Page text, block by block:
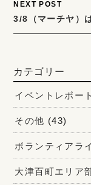
NEXT POST
3/8（マーチヤ）
カテゴリー
イベントレポート
その他 (43)
ボランティアラ
大津百町エリア